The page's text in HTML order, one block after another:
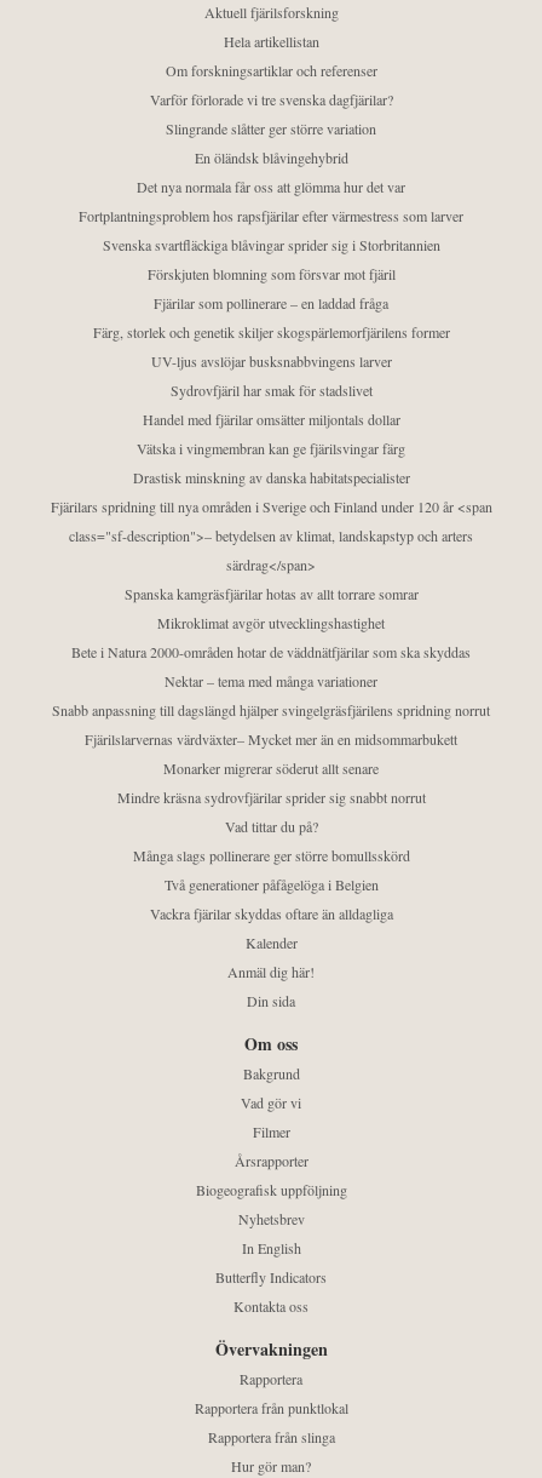
Aktuell fjärilsforskning
Hela artikellistan
Om forskningsartiklar och referenser
Varför förlorade vi tre svenska dagfjärilar?
Slingrande slåtter ger större variation
En öländsk blåvingehybrid
Det nya normala får oss att glömma hur det var
Fortplantningsproblem hos rapsfjärilar efter värmestress som larver
Svenska svartfläckiga blåvingar sprider sig i Storbritannien
Förskjuten blomning som försvar mot fjäril
Fjärilar som pollinerare – en laddad fråga
Färg, storlek och genetik skiljer skogspärlemorfjärilens former
UV-ljus avslöjar busksnabbvingens larver
Sydrovfjäril har smak för stadslivet
Handel med fjärilar omsätter miljontals dollar
Vätska i vingmembran kan ge fjärilsvingar färg
Drastisk minskning av danska habitatspecialister
Fjärilars spridning till nya områden i Sverige och Finland under 120 år <span
class="sf-description">– betydelsen av klimat, landskapstyp och arters
särdrag</span>
Spanska kamgräsfjärilar hotas av allt torrare somrar
Mikroklimat avgör utvecklingshastighet
Bete i Natura 2000-områden hotar de väddnätfjärilar som ska skyddas
Nektar – tema med många variationer
Snabb anpassning till dagslängd hjälper svingelgräsfjärilens spridning norrut
Fjärilslarvernas värdväxter– Mycket mer än en midsommarbukett
Monarker migrerar söderut allt senare
Mindre kräsna sydrovfjärilar sprider sig snabbt norrut
Vad tittar du på?
Många slags pollinerare ger större bomullsskörd
Två generationer påfågelöga i Belgien
Vackra fjärilar skyddas oftare än alldagliga
Kalender
Anmäl dig här!
Din sida
Om oss
Bakgrund
Vad gör vi
Filmer
Årsrapporter
Biogeografisk uppföljning
Nyhetsbrev
In English
Butterfly Indicators
Kontakta oss
Övervakningen
Rapportera
Rapportera från punktlokal
Rapportera från slinga
Hur gör man?